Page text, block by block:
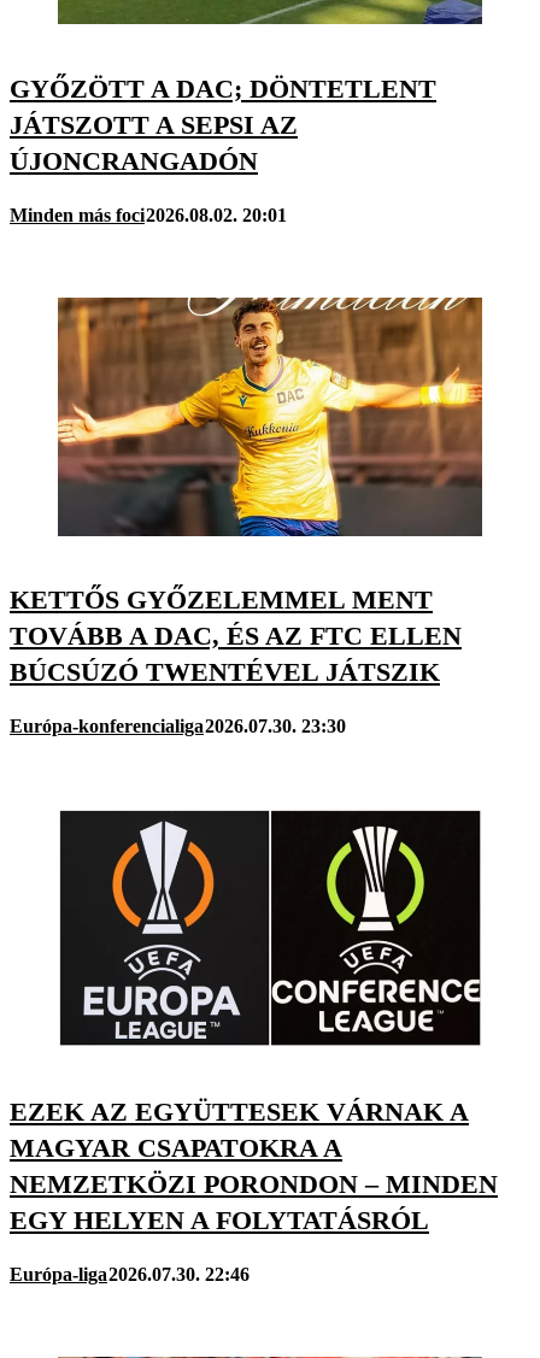
GYŐZÖTT A DAC; DÖNTETLENT
JÁTSZOTT A SEPSI AZ
ÚJONCRANGADÓN
Minden más foci2026.08.02. 20:01
KETTŐS GYŐZELEMMEL MENT
TOVÁBB A DAC, ÉS AZ FTC ELLEN
BÚCSÚZÓ TWENTÉVEL JÁTSZIK
Európa-konferencialiga2026.07.30. 23:30
EZEK AZ EGYÜTTESEK VÁRNAK A
MAGYAR CSAPATOKRA A
NEMZETKÖZI PORONDON – MINDEN
EGY HELYEN A FOLYTATÁSRÓL
Európa-liga2026.07.30. 22:46